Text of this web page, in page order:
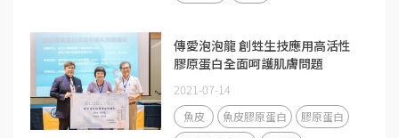
傳愛泡泡龍 創甡生技應用高活性
膠原蛋白全面呵護肌膚問題
2021-07-14
魚皮 魚皮膠原蛋白
膠原蛋白